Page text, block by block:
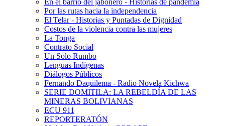
En el barrio del jabonero - Historias de pandemia
Por las rutas hacia la independencia
El Telar - Historias y Puntadas de Dignidad
Costos de la violencia contra las mujeres
La Tonga
Contrato Social
Un Solo Rumbo
Lenguas Indígenas
Diálogos Públicos
Fernando Daquilema - Radio Novela Kichwa
SERIE DOMITILA: LA REBELDÍA DE LAS
MINERAS BOLIVIANAS
ECU 911
REPORTERATÓN